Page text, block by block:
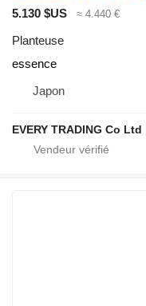
5.130 $US
≈ 4.440 €
Planteuse
essence
Japon
EVERY TRADING Co Ltd